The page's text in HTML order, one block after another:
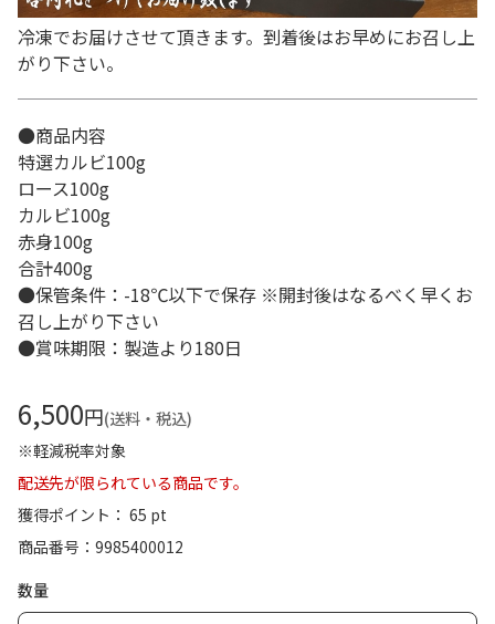
冷凍でお届けさせて頂きます。到着後はお早めにお召し上
がり下さい。
●商品内容
特選カルビ100g
ロース100g
カルビ100g
赤身100g
合計400g
●保管条件：-18℃以下で保存 ※開封後はなるべく早くお
召し上がり下さい
●賞味期限：製造より180日
6,500円(送料・税込)
※軽減税率対象
配送先が限られている商品です。
獲得ポイント： 65 pt
商品番号
9985400012
数量